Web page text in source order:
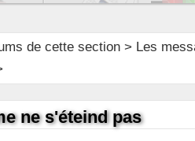
de cette section> Les
ne s'éteind pas